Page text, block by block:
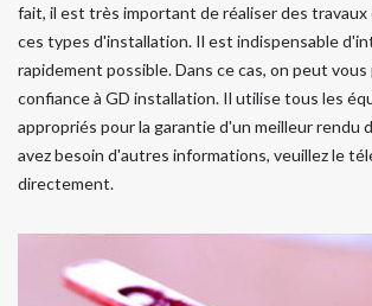
fait, il est très important de réaliser des travaux
ces types d'installation. Il est indispensable
rapidement possible. Dans ce cas, on peut
confiance à GD installation. Il utilise tous les
appropriés pour la garantie d'un meilleur rendu
avez besoin d'autres informations, veuillez le
directement.